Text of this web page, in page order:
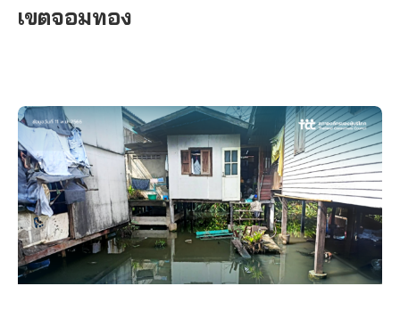
เขตจอมทอง